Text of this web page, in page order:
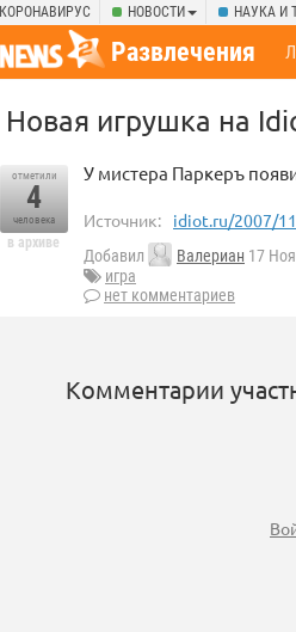
КОРОНАВИРУС НОВОСТИ НАУКА И
Развлечения
Новая игрушка на
отметили
4
человека
в архиве
У мистера Паркеръ
Источник: idiot.ru/2007/
Добавил Валериан 17
игра
нет комментариев
Комментарии